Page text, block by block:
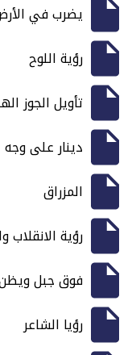
يضرب في
رؤية اللوح
تأويل الجوز
دينار على وجه
المزراق
رؤية الانقلاب
فوق جبل
رؤيا الشاعر